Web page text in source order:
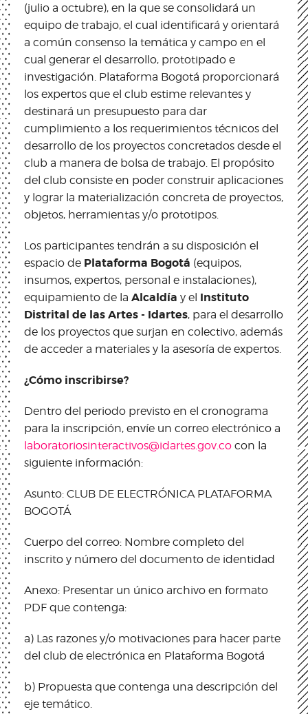
(julio a octubre), en la que se consolidará un
equipo de trabajo, el cual identificará y orientará
a común consenso la temática y campo en el
cual generar el desarrollo, prototipado e
investigación. Plataforma Bogotá proporcionará
los expertos que el club estime relevantes y
destinará un presupuesto para dar
cumplimiento a los requerimientos técnicos del
desarrollo de los proyectos concretados desde el
club a manera de bolsa de trabajo. El propósito
del club consiste en poder construir aplicaciones
y lograr la materialización concreta de proyectos,
objetos, herramientas y/o prototipos.
Los participantes tendrán a su disposición el
espacio de Plataforma Bogotá (equipos,
insumos, expertos, personal e instalaciones),
equipamiento de la Alcaldía y el Instituto
Distrital de las Artes - Idartes, para el desarrollo
de los proyectos que surjan en colectivo, además
de acceder a materiales y la asesoría de expertos.
¿Cómo inscribirse?
Dentro del periodo previsto en el cronograma
para la inscripción, envíe un correo electrónico a
laboratoriosinteractivos@idartes.gov.co con la
siguiente información:
Asunto: CLUB DE ELECTRÓNICA PLATAFORMA
BOGOTÁ
Cuerpo del correo: Nombre completo del
inscrito y número del documento de identidad
Anexo: Presentar un único archivo en formato
PDF que contenga:
a) Las razones y/o motivaciones para hacer parte
del club de electrónica en Plataforma Bogotá
b) Propuesta que contenga una descripción del
eje temático.